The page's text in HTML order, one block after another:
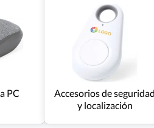
PC
Accesorios de seguridad
y localización